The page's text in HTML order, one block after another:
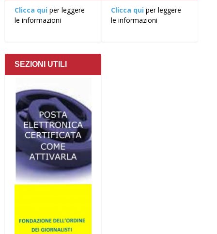
Clicca qui per leggere
le informazioni
Clicca qui per leggere
le informazioni
SEZIONI UTILI